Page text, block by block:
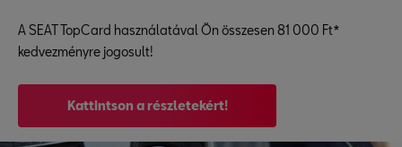
A SEAT TopCard használatával Ön összesen 81 000 Ft*
kedvezményre jogosult!
Kattintson a részletekért!